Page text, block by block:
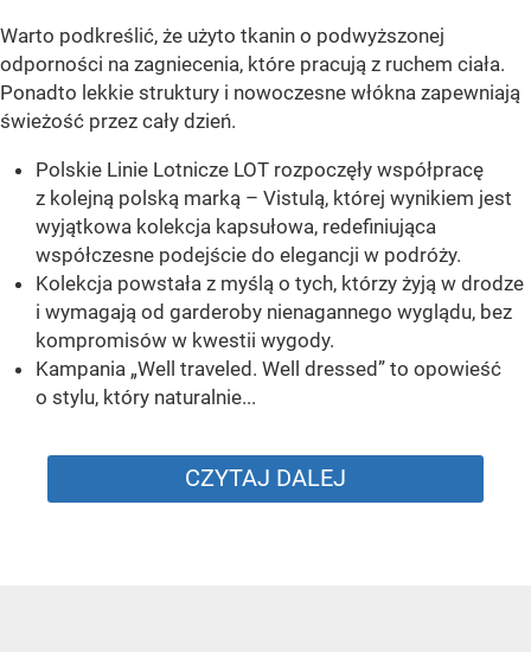
Warto podkreślić, że użyto tkanin o podwyższonej
odporności na zagniecenia, które pracują z ruchem ciała.
Ponadto lekkie struktury i nowoczesne włókna zapewniają
świeżość przez cały dzień.
Polskie Linie Lotnicze LOT rozpoczęły współpracę
z kolejną polską marką – Vistulą, której wynikiem jest
wyjątkowa kolekcja kapsułowa, redefiniująca
współczesne podejście do elegancji w podróży.
Kolekcja powstała z myślą o tych, którzy żyją w drodze
i wymagają od garderoby nienagannego wyglądu, bez
kompromisów w kwestii wygody.
Kampania „Well traveled. Well dressed” to opowieść
o stylu, który naturalnie...
CZYTAJ DALEJ